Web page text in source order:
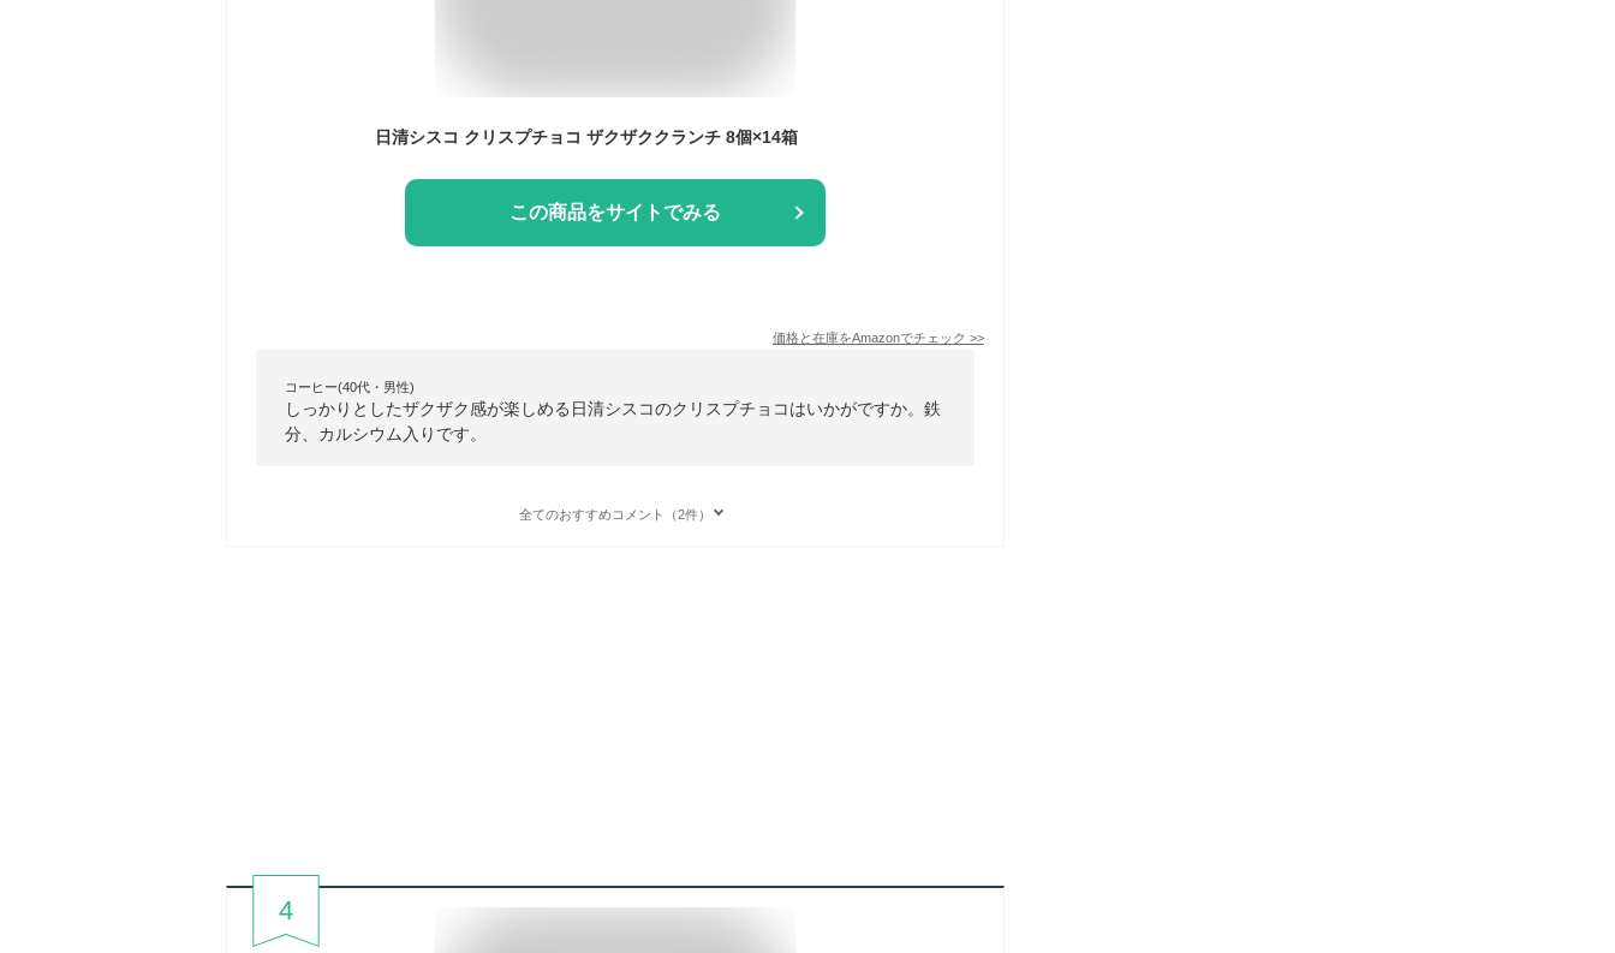
日清シスコ クリスプチョコ ザクザククランチ 8個×14箱
この商品をサイトでみる
価格と在庫をAmazonでチェック >>
コーヒー(40代・男性)
しっかりとしたザクザク感が楽しめる日清シスコのクリスプチョコはいかがですか。鉄
分、カルシウム入りです。
全てのおすすめコメント（2件）
4